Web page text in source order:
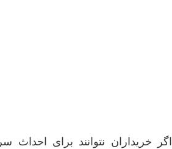
اگر خریداران نتوانند برای احداث